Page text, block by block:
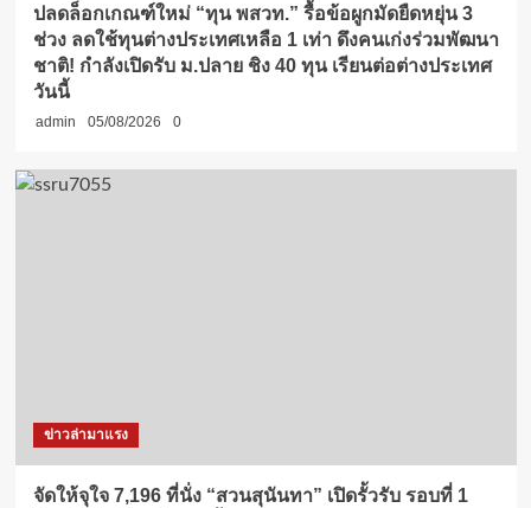
ปลดล็อกเกณฑ์ใหม่ “ทุน พสวท.” รื้อข้อผูกมัดยืดหยุ่น 3
ช่วง ลดใช้ทุนต่างประเทศเหลือ 1 เท่า ดึงคนเก่งร่วมพัฒนา
ชาติ! กำลังเปิดรับ ม.ปลาย ชิง 40 ทุน เรียนต่อต่างประเทศ
วันนี้
admin 05/08/2026 0
ข่าวล่ามาแรง
จัดให้จุใจ 7,196 ที่นั่ง “สวนสุนันทา” เปิดรั้วรับ รอบที่ 1